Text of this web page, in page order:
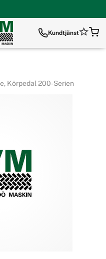
Kundtjänst
Körpedal 200-Serien